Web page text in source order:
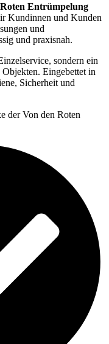
Entrümpelung
Kundinnen und Kunden
und
und praxisnah.
sondern ein
Eingebettet in
Sicherheit und